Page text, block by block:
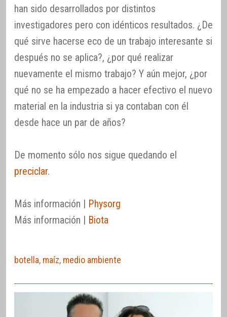
han sido desarrollados por distintos
investigadores pero con idénticos resultados. ¿De
qué sirve hacerse eco de un trabajo interesante si
después no se aplica?, ¿por qué realizar
nuevamente el mismo trabajo? Y aún mejor, ¿por
qué no se ha empezado a hacer efectivo el nuevo
material en la industria si ya contaban con él
desde hace un par de años?
De momento sólo nos sigue quedando el
preciclar.
Más información | Physorg
Más información | Biota
botella, maíz, medio ambiente